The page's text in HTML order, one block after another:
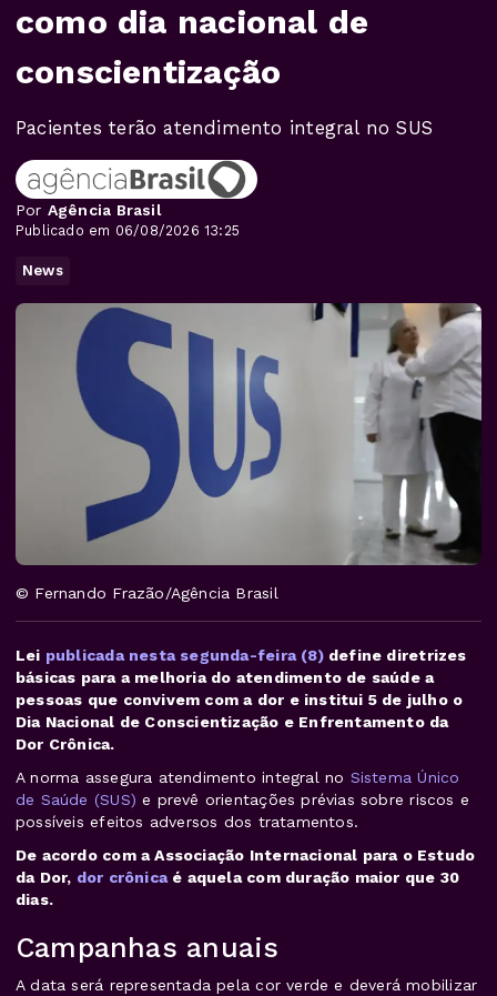
como dia nacional de
conscientização
Pacientes terão atendimento integral no SUS
Por Agência Brasil
Publicado em 06/08/2026 13:25
News
© Fernando Frazão/Agência Brasil
Lei publicada nesta segunda-feira (8)define diretrizes
básicas para a melhoria do atendimento de saúde a
pessoas que convivem com a dor e institui 5 de julho o
Dia Nacional de Conscientização e Enfrentamento da
Dor Crônica.
A norma assegura atendimento integral no Sistema Único
de Saúde (SUS) e prevê orientações prévias sobre riscos e
possíveis efeitos adversos dos tratamentos.
De acordo com a Associação Internacional para o Estudo
da Dor, dor crônicaé aquela com duração maior que 30
dias.
Campanhas anuais
A data será representada pela cor verde e deverá mobilizar